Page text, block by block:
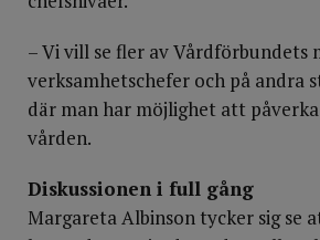
– Vi vill se fler av Vårdförbundets
verksamhetschefer och på andra
där man har möjlighet att
vården.
Diskussionen i full gång
Margareta Albinson tycker sig se